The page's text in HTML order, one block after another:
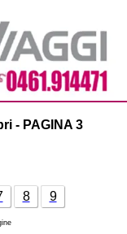
- PAGINA 3
8 9